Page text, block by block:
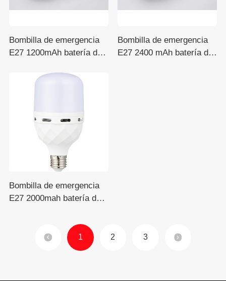
Bombilla de emergencia
E27 1200mAh batería de
Bombilla de emergencia
E27 2400 mAh batería de
Bombilla de emergencia
E27 2000mah batería de
1 2 3